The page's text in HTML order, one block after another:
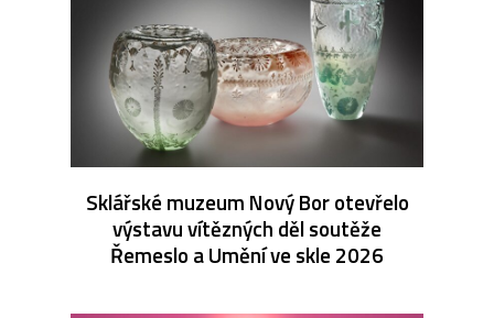
Sklářské muzeum Nový Bor otevřelo
výstavu vítězných děl soutěže
Řemeslo a Umění ve skle 2026